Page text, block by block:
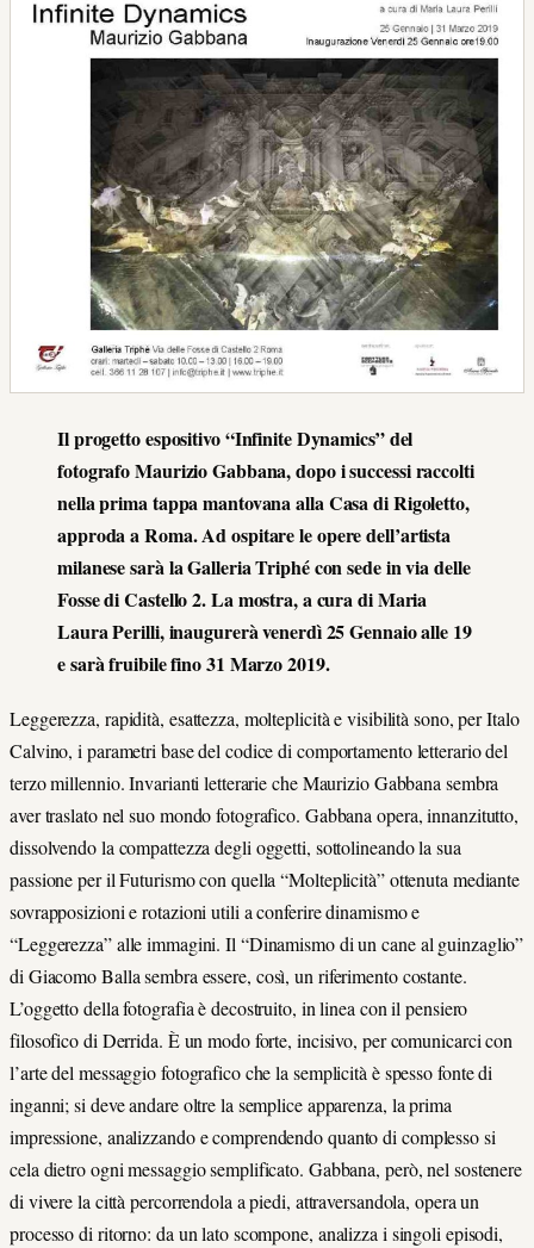
Il progetto espositivo “Infinite Dynamics” del
fotografo Maurizio Gabbana, dopo i successi raccolti
nella prima tappa mantovana alla Casa di Rigoletto,
approda a Roma. Ad ospitare le opere dell’artista
milanese sarà la Galleria Triphé con sede in via delle
Fosse di Castello 2. La mostra, a cura di Maria
Laura Perilli, inaugurerà venerdì 25 Gennaio alle 19
e sarà fruibile fino 31 Marzo 2019.
Leggerezza, rapidità, esattezza, molteplicità e visibilità sono, per Italo
Calvino, i parametri base del codice di comportamento letterario del
terzo millennio. Invarianti letterarie che Maurizio Gabbana sembra
aver traslato nel suo mondo fotografico. Gabbana opera, innanzitutto,
dissolvendo la compattezza degli oggetti, sottolineando la sua
passione per il Futurismo con quella “Molteplicità” ottenuta mediante
sovrapposizioni e rotazioni utili a conferire dinamismo e
“Leggerezza” alle immagini. Il “Dinamismo di un cane al guinzaglio”
di Giacomo Balla sembra essere, così, un riferimento costante.
L’oggetto della fotografia è decostruito, in linea con il pensiero
filosofico di Derrida. È un modo forte, incisivo, per comunicarci con
l’arte del messaggio fotografico che la semplicità è spesso fonte di
inganni; si deve andare oltre la semplice apparenza, la prima
impressione, analizzando e comprendendo quanto di complesso si
cela dietro ogni messaggio semplificato. Gabbana, però, nel sostenere
di vivere la città percorrendola a piedi, attraversandola, opera un
processo di ritorno: da un lato scompone, analizza i singoli episodi,